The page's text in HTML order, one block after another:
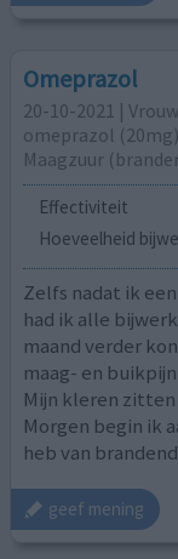
Omeprazol
20-10-2021 |
omeprazol (20mg)
Maagzuur
Effectiviteit
Hoeveelheid
Zelfs nadat ik
had ik alle
maand verder
maag- en
Mijn kleren
Morgen begin ik
heb van
geef mening